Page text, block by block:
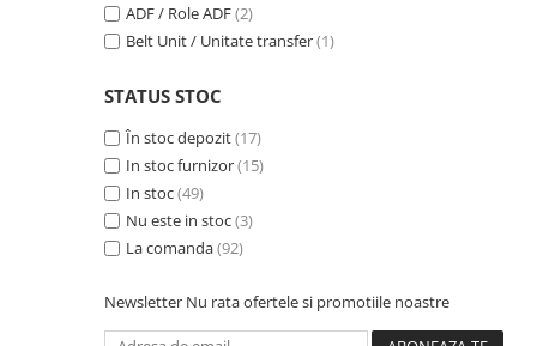
Sisteme Mesh WiFi
Conectori & mufe retea
Rack-uri & accesorii rack
Patch panel-uri
Injectoare PoE
ADF / Role ADF(2)
Belt Unit / Unitate transfer(1)
STATUS STOC
În stoc depozit(17)
In stoc furnizor(15)
In stoc(49)
Nu este in stoc(3)
La comanda(92)
Newsletter Nu rata ofertele si promotiile noastre